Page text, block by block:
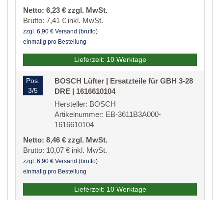
Netto: 6,23 € zzgl. MwSt.
Brutto: 7,41 € inkl. MwSt.
zzgl. 6,90 € Versand (brutto)
einmalig pro Bestellung
Lieferzeit: 10 Werktage
Pos.
3/5
BOSCH Lüfter | Ersatzteile für GBH 3-28
DRE | 1616610104
Hersteller: BOSCH
Artikelnummer: EB-3611B3A000-
1616610104
Netto: 8,46 € zzgl. MwSt.
Brutto: 10,07 € inkl. MwSt.
zzgl. 6,90 € Versand (brutto)
einmalig pro Bestellung
Lieferzeit: 10 Werktage